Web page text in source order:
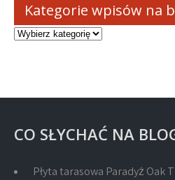
Kategorie wpisów na
Kategorie
CO SŁYCHAĆ NA
Płyta tarasowa Paradyż Oak